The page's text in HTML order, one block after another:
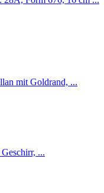
mit Goldrand, ...
...